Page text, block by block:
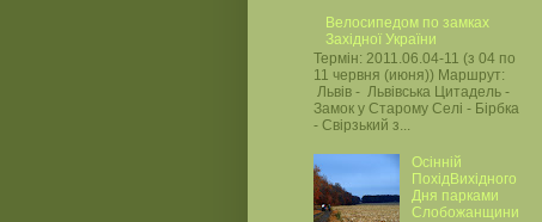
Велосипедом по замках
Західної України
Термін: 2011.06.04-11 (з 04 по
11 червня (июня)) Маршрут:
Львів - Львівська Цитадель -
Замок у Старому Селі - Бірбка
- Свірзький з...
Осінній
ПохідВихідного
Дня парками
Слобожанщини